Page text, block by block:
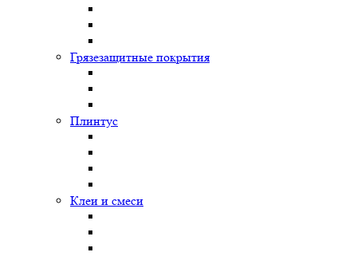
Грязезащитные покрытия
Плинтус
Клеи и смеси